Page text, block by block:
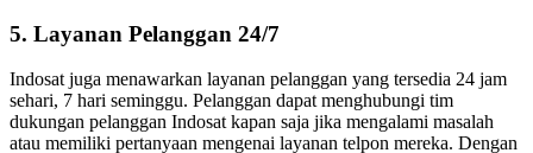
5. Layanan Pelanggan 24/7
Indosat juga menawarkan layanan pelanggan yang tersedia 24 jam
sehari, 7 hari seminggu. Pelanggan dapat menghubungi tim
dukungan pelanggan Indosat kapan saja jika mengalami masalah
atau memiliki pertanyaan mengenai layanan telpon mereka. Dengan